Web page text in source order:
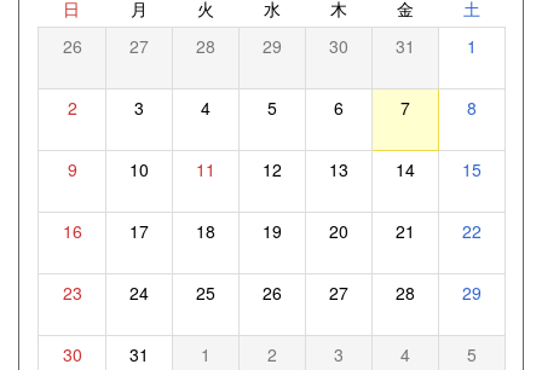
日 月 火 水 木 金 土
26 27 28 29 30 31 1
2 3 4 5 6 7 8
9 10 11 12 13 14 15
16 17 18 19 20 21 22
23 24 25 26 27 28 29
30 31 1 2 3 4 5